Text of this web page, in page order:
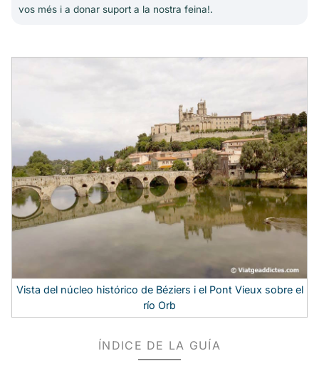
vos més i a donar suport a la nostra feina!.
Vista del núcleo histórico de Béziers i el Pont Vieux sobre el
río Orb
ÍNDICE DE LA GUÍA